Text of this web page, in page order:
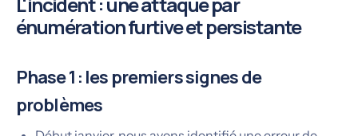
énumération furtive et persistante
Phase 1 : les premiers signes de
problèmes